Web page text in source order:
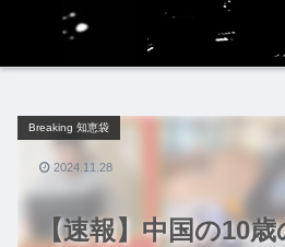
【速報】中国の10
Breaking 知恵袋
2024.11.28